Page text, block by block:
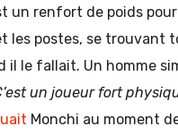
un renfort de poids
les postes, se trouvant
le fallait. Un homme
un joueur fort
Monchi au moment